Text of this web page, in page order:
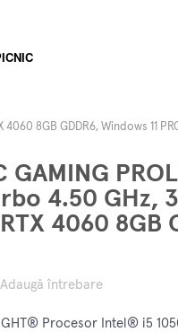
8GB GDDR6, Windows 11
GAMING
4.50 GHz,
4060 8GB
Adaugă întrebare
Procesor Intel® i5